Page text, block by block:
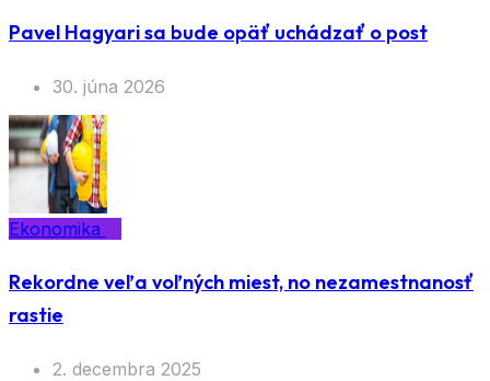
Pavel Hagyari sa bude opäť uchádzať o post
30. júna 2026
Ekonomika
Rekordne veľa voľných miest, no nezamestnanosť
rastie
2. decembra 2025